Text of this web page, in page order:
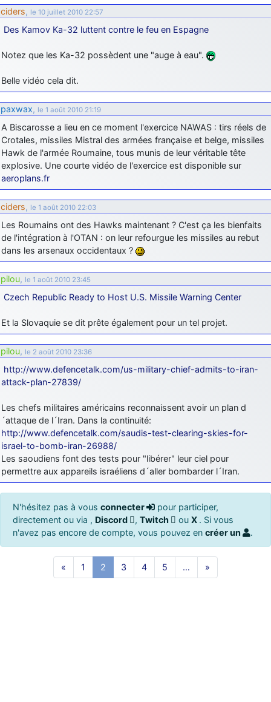
ciders, le 10 juillet 2010 22:57
Des Kamov Ka-32 luttent contre le feu en Espagne
Notez que les Ka-32 possèdent une "auge à eau".
Belle vidéo cela dit.
paxwax, le 1 août 2010 21:19
A Biscarosse a lieu en ce moment l'exercice NAWAS : tirs réels de
Crotales, missiles Mistral des armées française et belge, missiles
Hawk de l'armée Roumaine, tous munis de leur véritable tête
explosive. Une courte vidéo de l'exercice est disponible sur
aeroplans.fr
ciders, le 1 août 2010 22:03
Les Roumains ont des Hawks maintenant ? C'est ça les bienfaits
de l'intégration à l'OTAN : on leur refourgue les missiles au rebut
dans les arsenaux occidentaux ?
pilou, le 1 août 2010 23:45
Czech Republic Ready to Host U.S. Missile Warning Center
Et la Slovaquie se dit prête également pour un tel projet.
pilou, le 2 août 2010 23:36
http://www.defencetalk.com/us-military-chief-admits-to-iran-
attack-plan-27839/
Les chefs militaires américains reconnaissent avoir un plan d
´attaque de l´Iran. Dans la continuité:
http://www.defencetalk.com/saudis-test-clearing-skies-for-
israel-to-bomb-iran-26988/
Les saoudiens font des tests pour "libérer" leur ciel pour
permettre aux appareils israéliens d´aller bombarder l´Iran.
N'hésitez pas à vous connecter
pour participer,
directement ou via , Discord , Twitch ou X . Si vous
n'avez pas encore de compte, vous pouvez en créer un .
« 1 2 3 4 5 … »